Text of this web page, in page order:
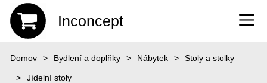
Inconcept
Domov Bydlení a doplňky Nábytek Stoly a stolky
Jídelní stoly